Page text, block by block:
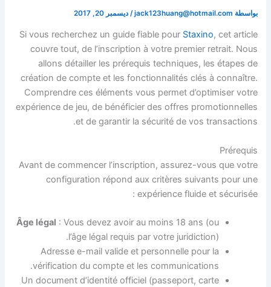
بواسطة jack123huang@hotmail.com
/ديسمبر 20, 2017
Si vous recherchez un guide fiable pour Staxino, cet article
couvre tout, de l’inscription à votre premier retrait. Nous
allons détailler les prérequis techniques, les étapes de
création de compte et les fonctionnalités clés à connaître.
Comprendre ces éléments vous permet d’optimiser votre
expérience de jeu, de bénéficier des offres promotionnelles
et de garantir la sécurité de vos transactions.
Prérequis
Avant de commencer l’inscription, assurez-vous que votre
configuration répond aux critères suivants pour une
expérience fluide et sécurisée :
Âge légal : Vous devez avoir au moins 18 ans (ou
l’âge légal requis par votre juridiction).
Adresse e-mail valide et personnelle pour la
vérification du compte et les communications.
Un document d’identité officiel (passeport, carte